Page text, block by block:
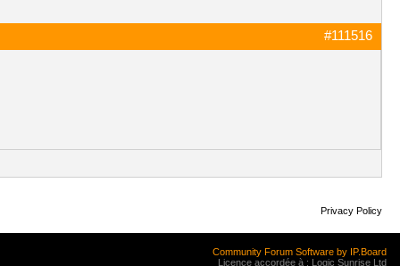
#111516
Privacy Policy
Community Forum Software by IP.Board
Licence accordée à : Logic Sunrise Ltd